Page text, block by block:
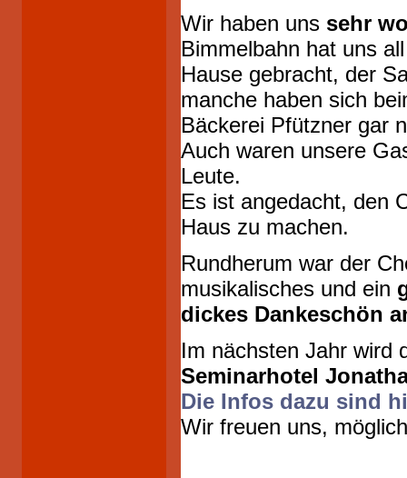
Wir haben uns sehr
Bimmelbahn hat uns
Hause gebracht, der
manche haben sich
Bäckerei Pfützner gar
Auch waren unsere
Leute.
Es ist angedacht, den
Haus zu machen.
Rundherum war der
musikalisches und ein
dickes Dankeschön
Im nächsten Jahr wird
Seminarhotel
Die Infos dazu sind
Wir freuen uns,